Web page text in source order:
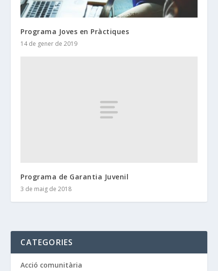
Programa Joves en Pràctiques
14 de gener de 2019
Programa de Garantia Juvenil
3 de maig de 2018
CATEGORIES
Acció comunitària